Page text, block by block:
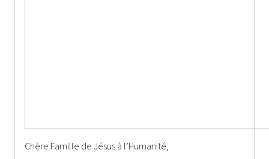
Chère Famille de Jésus à l’Humanité,